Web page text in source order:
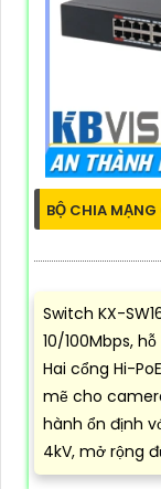
BỘ CHIA
Switch KX-
10/100Mbps,
Hai cổng Hi-
mẽ cho
hành ổn định
4kV, mở rộng